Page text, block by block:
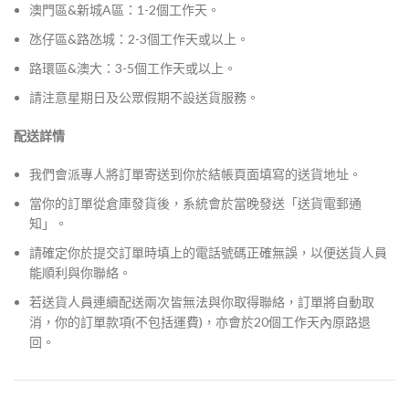
澳門區&新城A區：1-2個工作天。
氹仔區&路氹城：2-3個工作天或以上。
路環區&澳大：3-5個工作天或以上。
請注意星期日及公眾假期不設送貨服務。
配送詳情
我們會派專人將訂單寄送到你於結帳頁面填寫的送貨地址。
當你的訂單從倉庫發貨後，系統會於當晚發送「送貨電郵通
知」。
請確定你於提交訂單時填上的電話號碼正確無誤，以便送貨人員
能順利與你聯絡。
若送貨人員連續配送兩次皆無法與你取得聯絡，訂單將自動取
消，你的訂單款項(不包括運費)，亦會於20個工作天內原路退
回。